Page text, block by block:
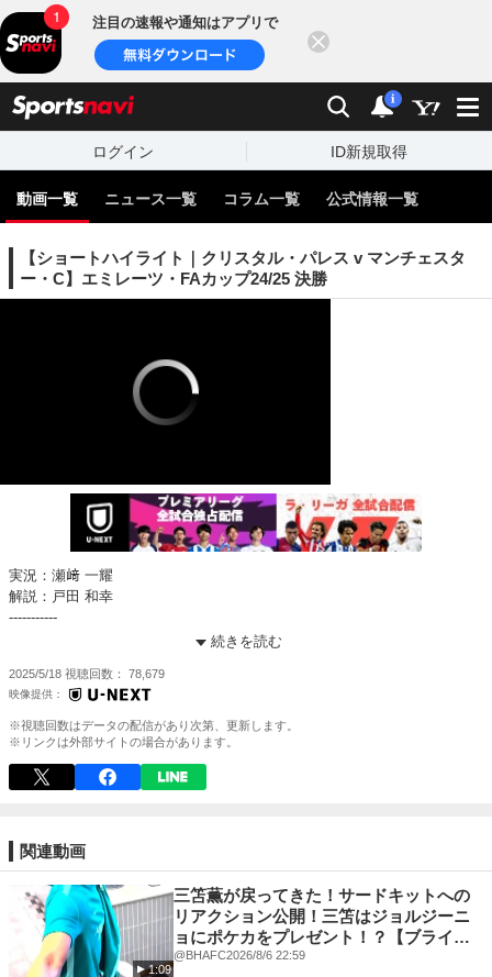
注目の速報や通知はアプリで
検索 通知
i
ログイン ID新規取得
動画一覧 ニュース一覧 コラム一覧 公式情報一覧
【ショートハイライト｜クリスタル・パレス v マンチェスタ
ー・C】エミレーツ・FAカップ24/25 決勝
実況：瀬﨑 一耀
解説：戸田 和幸
-----------
U-NEXTにてサッカーに特化した『サッカーパック』販売中
2つのリーグ戦を全試合配信
★プレミアリーグ【独占】
★ラ・リーガ 1部
カップ戦も【独占】配信
★FAカップ
★スーペルコパ・デ・エスパーニャ
続きを読む
2025/5/18 視聴回数 78,679
※視聴回数はデータの配信があり次第、更新します。
※リンクは外部サイトの場合があります。
関連動画
1:09
三笘薫が戻ってきた！サードキットへの
リアクション公開！三笘はジョルジーニ
ョにポケカをプレゼント！？【ブライト
ン】
@BHAFC2026/8/6 22:59